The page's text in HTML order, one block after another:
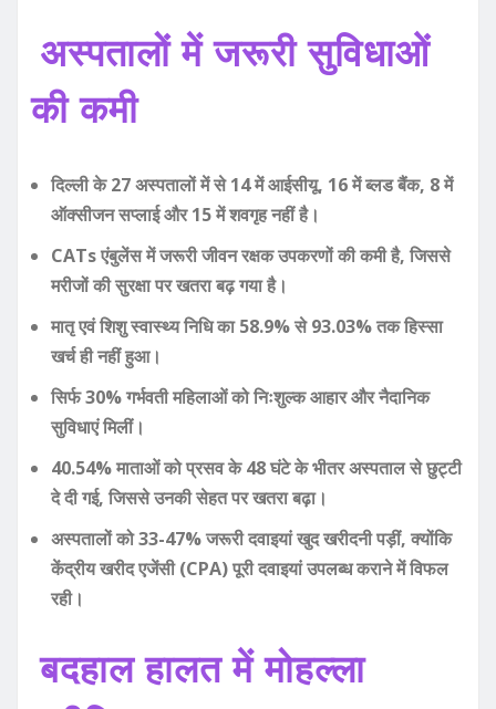
अस्पतालों में जरूरी सुविधाओं
की कमी
दिल्ली के 27 अस्पतालों में से 14 में आईसीयू, 16 में ब्लड बैंक, 8 में
ऑक्सीजन सप्लाई और 15 में शवगृह नहीं है।
CATs एंबुलेंस में जरूरी जीवन रक्षक उपकरणों की कमी है, जिससे
मरीजों की सुरक्षा पर खतरा बढ़ गया है।
मातृ एवं शिशु स्वास्थ्य निधि का 58.9% से 93.03% तक हिस्सा
खर्च ही नहीं हुआ।
सिर्फ 30% गर्भवती महिलाओं को निःशुल्क आहार और नैदानिक
सुविधाएं मिलीं।
40.54% माताओं को प्रसव के 48 घंटे के भीतर अस्पताल से छुट्टी
दे दी गई, जिससे उनकी सेहत पर खतरा बढ़ा।
अस्पतालों को 33-47% जरूरी दवाइयां खुद खरीदनी पड़ीं, क्योंकि
केंद्रीय खरीद एजेंसी (CPA) पूरी दवाइयां उपलब्ध कराने में विफल
रही।
बदहाल हालत में मोहल्ला